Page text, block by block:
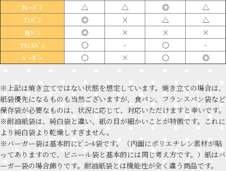
ｶﾚｰﾊﾟﾝ △ △ ◎ △
ｱﾝﾊﾟﾝ ◎ × △ △
食ﾊﾟﾝ ◎ × × ×
ﾌﾗﾝｽﾊﾟﾝ 〇 - 〇 -
ﾊﾞｰｶﾞｰ 〇 × 〇 ◎
※上記は焼き立てではない状態を想定しています。焼き立ての場合は、
紙袋優先になるものも当然ございますが、食パン、フランスパン袋など
保存袋が必要なものは、状況に応じて、対応いただけますと幸いです。
※耐油紙袋は、純白袋と違い、紙の目が細かいことが特徴です。これに
より純白袋より乾燥しすぎません。
※バーガー袋は基本的にﾋﾞﾆｰﾙ袋です。（内面にポリエチレン素材が貼
ってありますので、ビニール袋と基本的には同じ考え方です。）紙はバ
ーガー袋の場合飾りです。耐油紙袋とは機能性が全く違う商品です。